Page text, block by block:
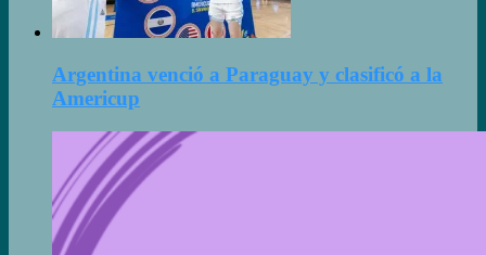
Argentina venció a Paraguay y clasificó a la
Americup